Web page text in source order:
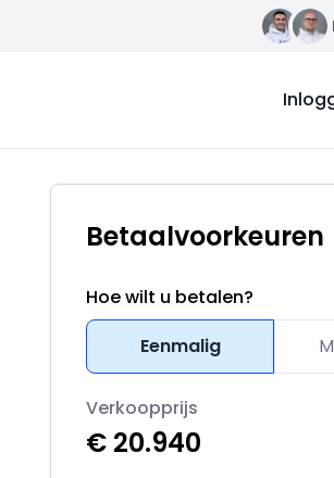
Contact
Betaalvoorkeuren
Hoe wilt u betalen?
Eenmalig
Verkoopprijs
€ 20.940